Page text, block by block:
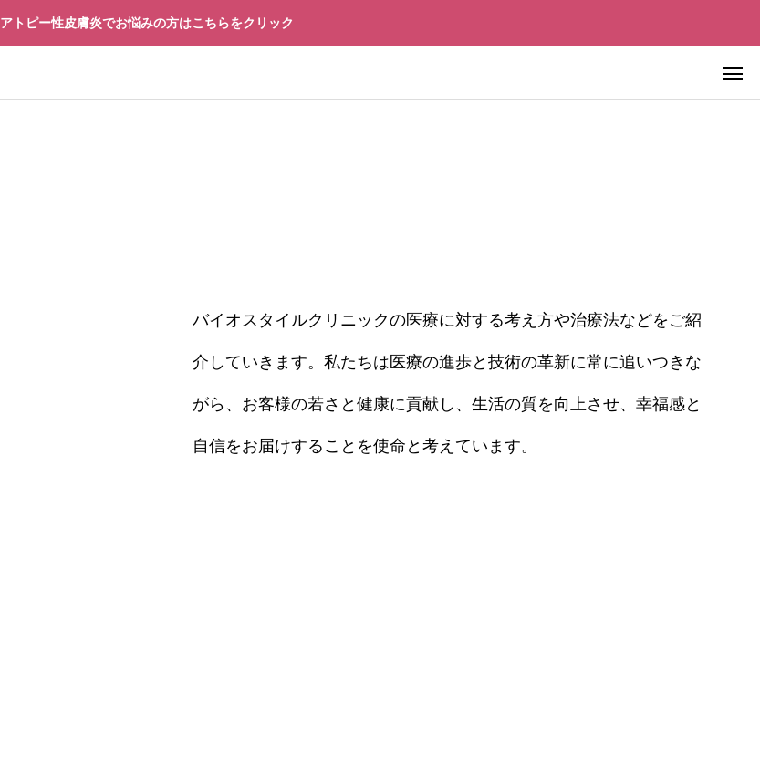
アトピー性皮膚炎でお悩みの方はこちらをクリック
先進予防医療
先進予防医療
先進美容皮膚医療
先進美容皮膚医療
熱破壊式レーザー脱毛
再生医療の安全性を見極める ―
技術の先にある14のチェックポイ
血液を浄化すれば老化は止まるの
か？ ― 血液浄化療法の仕組み・
バイオスタイルクリニックの医療に対する考え方や治療法などをご紹
介していきます。私たちは医療の進歩と技術の革新に常に追いつきな
がら、お客様の若さと健康に貢献し、生活の質を向上させ、幸福感と
自信をお届けすることを使命と考えています。